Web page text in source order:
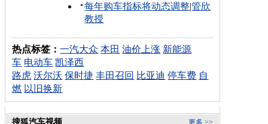
每年购车指标将动态调整|管欣
教授
热点标签：一汽大众 本田 油价上涨 新能源
车 电动车 凯泽西
路虎 沃尔沃 保时捷 丰田召回 比亚迪 停车费 自
燃 以旧换新
更多 >>
搜狐汽车视频